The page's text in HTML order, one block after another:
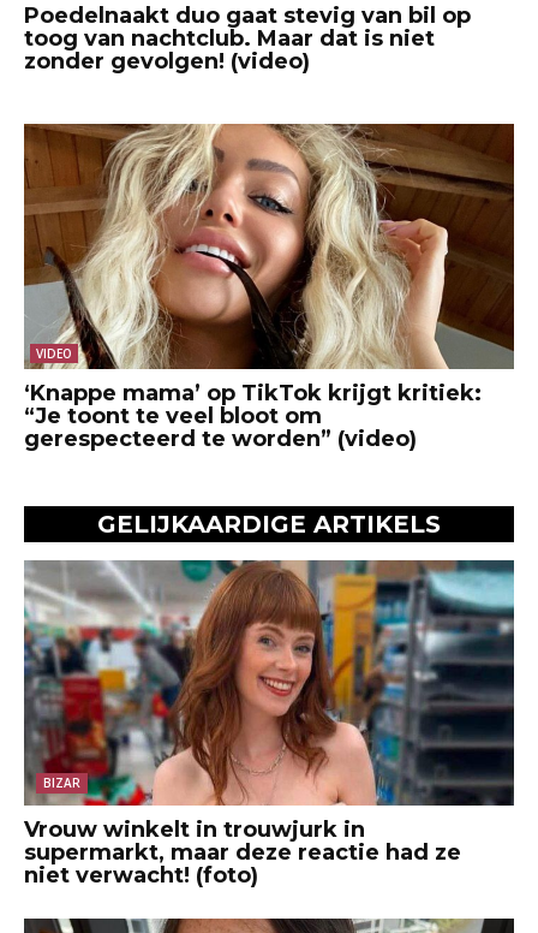
Poedelnaakt duo gaat stevig van bil op
toog van nachtclub. Maar dat is niet
zonder gevolgen! (video)
VIDEO
‘Knappe mama’ op TikTok krijgt kritiek:
“Je toont te veel bloot om
gerespecteerd te worden” (video)
GELIJKAARDIGE ARTIKELS
BIZAR
Vrouw winkelt in trouwjurk in
supermarkt, maar deze reactie had ze
niet verwacht! (foto)